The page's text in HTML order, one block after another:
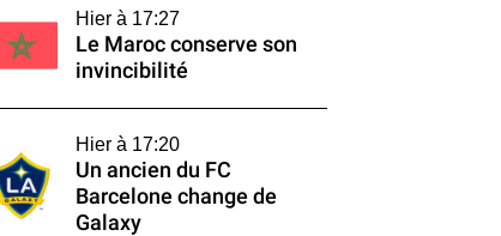
Hier à 17:27
Le Maroc conserve son
invincibilité
Hier à 17:20
Un ancien du FC
Barcelone change de
Galaxy